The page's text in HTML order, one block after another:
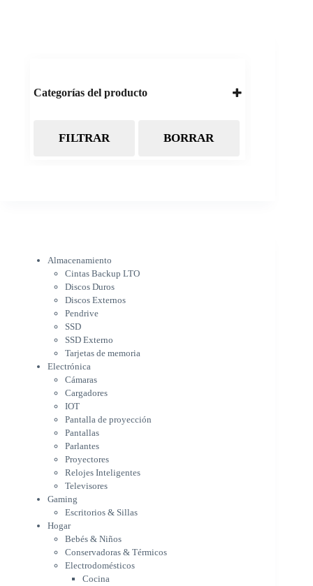
Categorías del producto
Almacenamiento
Cámaras
Cargadores
IOT
Pantalla de proyección
Parlantes
Proyectores
Relojes Inteligentes
Televisores
Gaming
Escritorios & Sillas
Hogar
Bebés & Niños
Conservadoras & Térmicos
Electrodomésticos
Cocina
Cuidado Personal
Limpieza & Organización
Equipos de oficina
Herramientas & Utilidad
Impresoras
A chorro
Etiqueta & Ticket
FILTRAR BORRAR
Almacenamiento
Cintas Backup LTO
Discos Duros
Discos Externos
Pendrive
SSD
SSD Externo
Tarjetas de memoria
Electrónica
Cámaras
Cargadores
IOT
Pantalla de proyección
Pantallas
Parlantes
Proyectores
Relojes Inteligentes
Televisores
Gaming
Escritorios & Sillas
Hogar
Bebés & Niños
Conservadoras & Térmicos
Electrodomésticos
Cocina